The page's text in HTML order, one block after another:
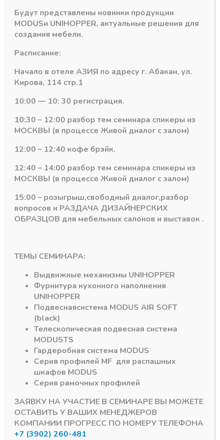
ST
medium
(h-
880-
959
5,2-
8,8
загл.серые
фасаду
центр.
кор
18мм
Категория:TOP STAY ST гармошка
Похожие товары
TOP STAY ST гармошка
(крепл к фасаду + 2
петли 18мм)
В наличии
8534,66₽
Артикул:16516
TOP STAY ST гармошка
18мм
В наличии
Артикул:16513
Подпишитесь на рассылку акций
Будут представлены новинки продукции
MODUSи UNIHOPPER, актуальные решения для
создания мебели.
Расписание:
Начало в отеле АЗИЯ по адресу г. Абакан, ул.
Кирова, 114 стр.1
10:00 — 10: 30 регистрация.
10:30 – 12:00 разбор тем семинара спикеры из
МОСКВЫ (в процессе Живой диалог с залом)
12:00 – 12:40 кофе брэйк.
12:40 – 14:00 разбор тем семинара спикеры из
МОСКВЫ (в процессе Живой диалог с залом)
15:00 – розыгрыш,свободный диалог,разбор
вопросов и РАЗДАЧА ДИЗАЙНЕРСКИХ
ОБРАЗЦОВ для мебельных салонов и выставок .
ТЕМЫ СЕМИНАРА:
Выдвижные механизмы UNIHOPPER
Фурнитура кухонного наполнения
UNIHOPPER
Подвеснаясистема MODUS AIR SOFT
(black)
Телескопическая подвесная система
MODUSTS
Гардеробная система MODUS
Серия профилей MF для распашных
шкафов MODUS
Серия рамочных профилей
ЗАЯВКУ НА УЧАСТИЕ В СЕМИНАРЕ ВЫ МОЖЕТЕ
ОСТАВИТЬ У ВАШИХ МЕНЕДЖЕРОВ
КОМПАНИИ ПРОГРЕСС ПО НОМЕРУ ТЕЛЕФОНА
+7 (3902) 260-481